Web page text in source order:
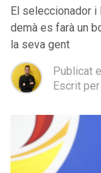
El seleccionador i
demà es farà un
la seva gent
Publicat
Escrit per